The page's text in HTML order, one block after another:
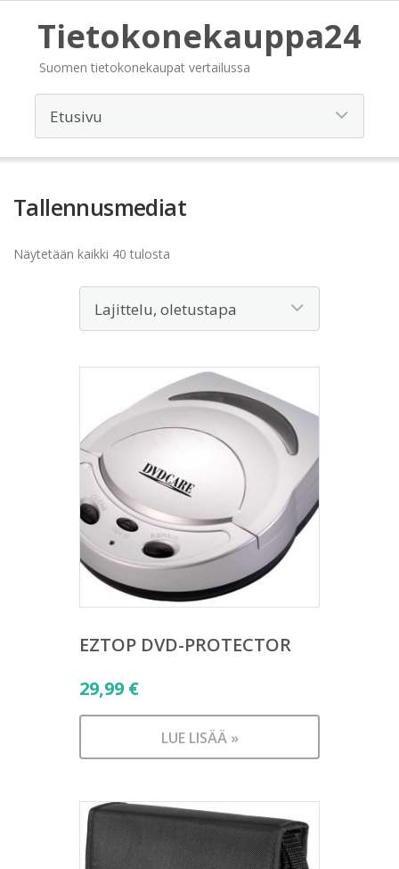
Tietokonekauppa24
Suomen tietokonekaupat vertailussa
Tallennusmediat
Näytetään kaikki 40 tulosta
EZTOP DVD-PROTECTOR
29,99 €
LUE LISÄÄ »